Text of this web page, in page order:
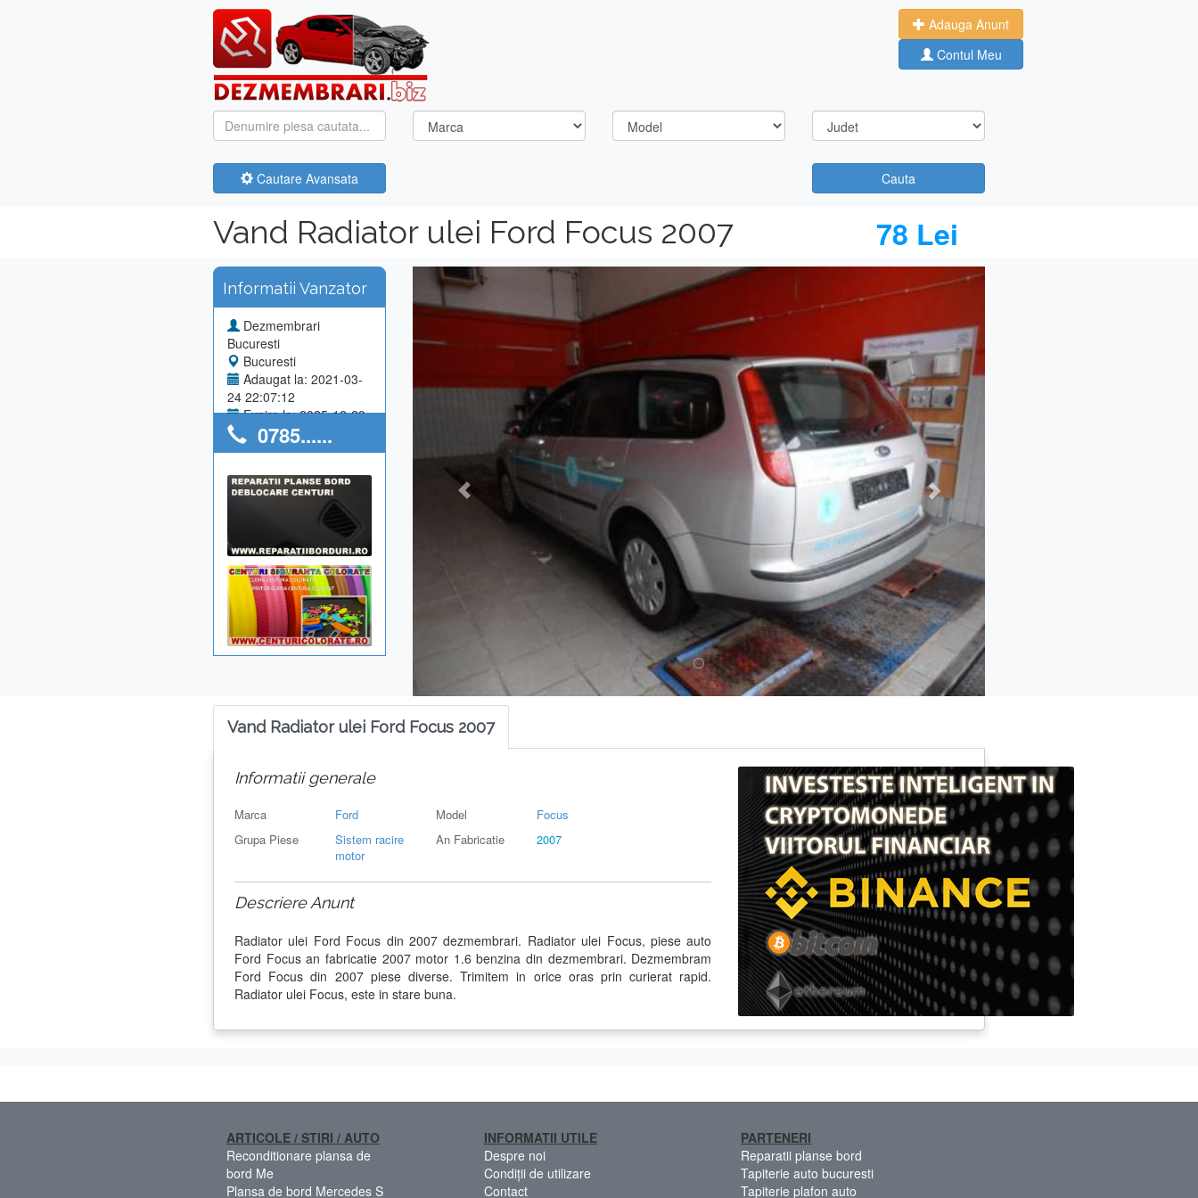
Adauga Anunt
Contul Meu
Cautare Avansata Cauta
Vand Radiator ulei Ford Focus 2007 78 Lei
Informatii Vanzator
Dezmembrari
Bucuresti
Bucuresti
Adaugat la: 2021-03-
24 22:07:12
Expira la: 2025-12-29
Anunturi utilizator: 0
0785......
Previous Next
Vand Radiator ulei Ford Focus 2007
Informatii generale
Marca Ford Model
Focus
Grupa Piese
Sistem racire
motor
An Fabricatie 2007
Descriere Anunt
Radiator ulei Ford Focus din 2007 dezmembrari. Radiator ulei Focus, piese auto
Ford Focus an fabricatie 2007 motor 1.6 benzina din dezmembrari. Dezmembram
Ford Focus din 2007 piese diverse. Trimitem in orice oras prin curierat rapid.
Radiator ulei Focus, este in stare buna.
ARTICOLE / STIRI / AUTO
Reconditionare plansa de
bord Me
Plansa de bord Mercedes S
INFORMATII UTILE
Despre noi
Condiții de utilizare
Contact
PARTENERI
Reparatii planse bord
Tapiterie auto bucuresti
Tapiterie plafon auto